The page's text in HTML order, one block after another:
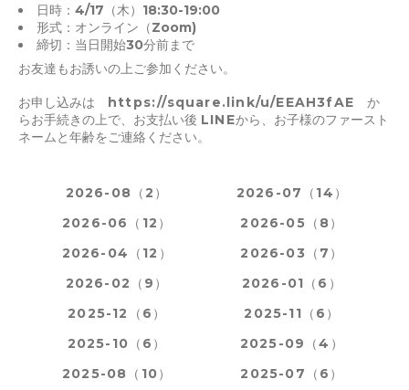
日時：4/17（木）18:30-19:00
形式：オンライン（Zoom)
締切：当日開始30分前まで
お友達もお誘いの上ご参加ください。
お申し込みは https://square.link/u/EEAH3fAE か
らお手続きの上で、お支払い後 LINEから、お子様のファースト
ネームと年齢をご連絡ください。
2026-08（2）
2026-07（14）
2026-06（12）
2026-05（8）
2026-04（12）
2026-03（7）
2026-02（9）
2026-01（6）
2025-12（6）
2025-11（6）
2025-10（6）
2025-09（4）
2025-08（10）
2025-07（6）